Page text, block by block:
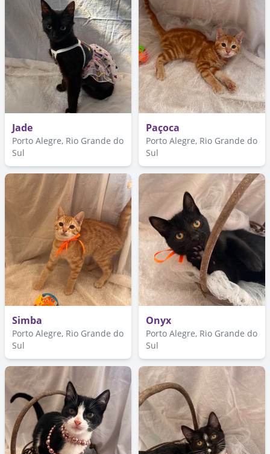
Jade
Porto Alegre, Rio Grande do
Sul
Paçoca
Porto Alegre, Rio Grande do
Sul
Simba
Porto Alegre, Rio Grande do
Sul
Onyx
Porto Alegre, Rio Grande do
Sul